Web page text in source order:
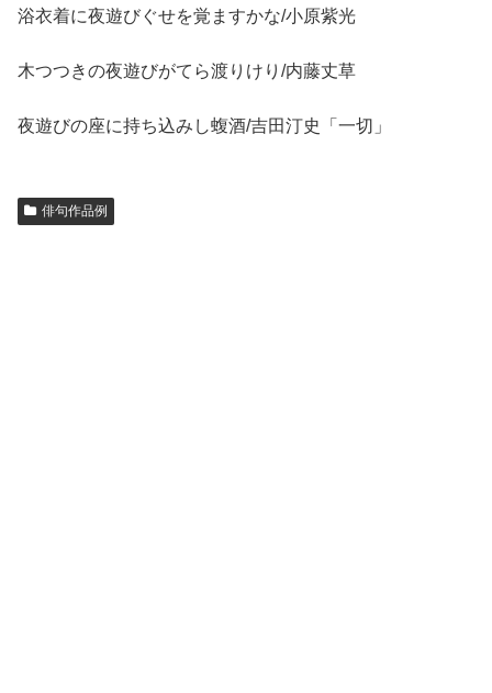
浴衣着に夜遊びぐせを覚ますかな/小原紫光
木つつきの夜遊びがてら渡りけり/内藤丈草
夜遊びの座に持ち込みし蝮酒/吉田汀史「一切」
俳句作品例